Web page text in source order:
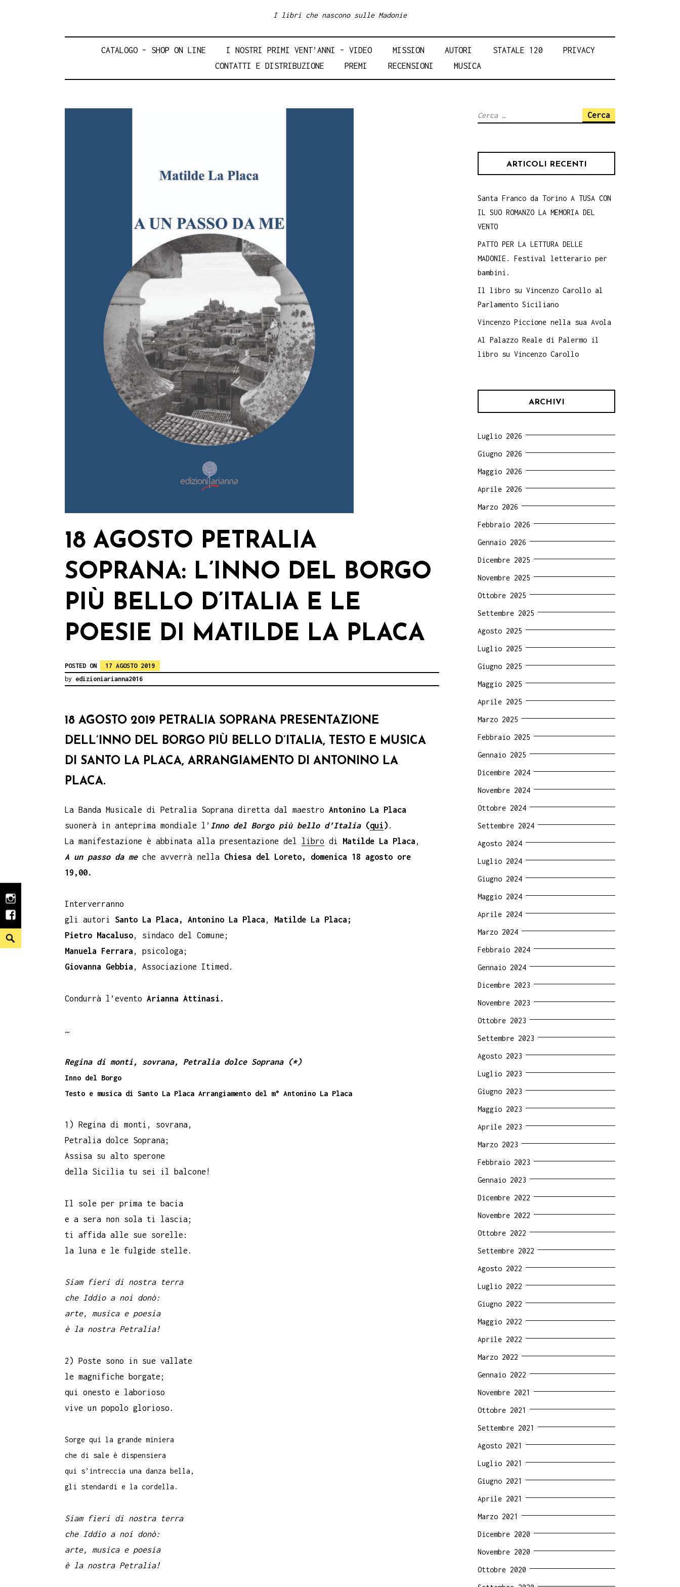
I libri che nascono sulle Madonie
CATALOGO – SHOP ON LINE I NOSTRI PRIMI VENT’ANNI – VIDEO MISSION AUTORI STATALE 120
PRIVACY
CONTATTI E DISTRIBUZIONE
PREMI RECENSIONI MUSICA
instagram
facebook
Search
18 AGOSTO PETRALIA
SOPRANA: L’INNO DEL BORGO
PIÙ BELLO D’ITALIA E LE
POESIE DI MATILDE LA PLACA
POSTED ON
17 AGOSTO 2019
by edizioniarianna2016
18 AGOSTO 2019 PETRALIA SOPRANA PRESENTAZIONE
DELL’INNO DEL BORGO PIÙ BELLO D’ITALIA, TESTO E MUSICA
DI SANTO LA PLACA, ARRANGIAMENTO DI ANTONINO LA
PLACA.
La Banda Musicale di Petralia Soprana diretta dal maestro Antonino La Placa
suonerà in anteprima mondiale l’ Inno del Borgo più bello d’Italia(qui) .
La manifestazione è abbinata alla presentazione del libro di Matilde La Placa ,
A un passo da me che avverrà nella Chiesa del Loreto, domenica 18 agosto ore
19,00.
Interverranno
gli autori
Santo La Placa, Antonino La Placa ,
Matilde La Placa;
Pietro Macaluso, sindaco del Comune;
Manuela Ferrara , psicologa;
Giovanna Gebbia , Associazione Itimed.
Condurrà l’evento Arianna Attinasi.
…
Regina di monti, sovrana, Petralia dolce Soprana (*)
Inno del Borgo
Testo e musica di Santo La Placa Arrangiamento del m° Antonino La Placa
1) Regina di monti, sovrana,
Petralia dolce Soprana;
Assisa su alto sperone
della Sicilia tu sei il balcone!
Il sole per prima te bacia
e a sera non sola ti lascia;
ti affida alle sue sorelle:
la luna e le fulgide stelle.
Siam fieri di nostra terra
che Iddio a noi donò:
arte, musica e poesia
è la nostra Petralia!
2) Poste sono in sue vallate
le magnifiche borgate;
qui onesto e laborioso
vive un popolo glorioso.
Sorge qui la grande miniera
che di sale è dispensiera
qui s’intreccia una danza bella,
gli stendardi e la cordella.
Siam fieri di nostra terra
che Iddio a noi donò:
arte, musica e poesia
è la nostra Petralia!
Ricerca
ARTICOLI RECENTI
Santa Franco da Torino A TUSA CON
IL SUO ROMANZO LA MEMORIA DEL
VENTO
PATTO PER LA LETTURA DELLE
MADONIE. Festival letterario per
bambini.
Il libro su Vincenzo Carollo al
Parlamento Siciliano
Vincenzo Piccione nella sua Avola
Al Palazzo Reale di Palermo il
libro su Vincenzo Carollo
ARCHIVI
Luglio 2026
Giugno 2026
Maggio 2026
Aprile 2026
Marzo 2026
Febbraio 2026
Gennaio 2026
Dicembre 2025
Novembre 2025
Ottobre 2025
Settembre 2025
Agosto 2025
Luglio 2025
Giugno 2025
Maggio 2025
Aprile 2025
Marzo 2025
Febbraio 2025
Gennaio 2025
Dicembre 2024
Novembre 2024
Ottobre 2024
Settembre 2024
Agosto 2024
Luglio 2024
Giugno 2024
Maggio 2024
Aprile 2024
Marzo 2024
Febbraio 2024
Gennaio 2024
Dicembre 2023
Novembre 2023
Ottobre 2023
Settembre 2023
Agosto 2023
Luglio 2023
Giugno 2023
Maggio 2023
Aprile 2023
Marzo 2023
Febbraio 2023
Gennaio 2023
Dicembre 2022
Novembre 2022
Ottobre 2022
Settembre 2022
Agosto 2022
Luglio 2022
Giugno 2022
Maggio 2022
Aprile 2022
Marzo 2022
Gennaio 2022
Novembre 2021
Ottobre 2021
Settembre 2021
Agosto 2021
Luglio 2021
Giugno 2021
Aprile 2021
Marzo 2021
Dicembre 2020
Novembre 2020
Ottobre 2020